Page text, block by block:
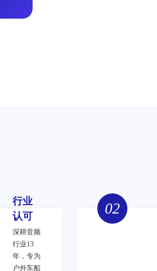
行业
认可
深耕音频
行业13
年，专为
户外车船
02